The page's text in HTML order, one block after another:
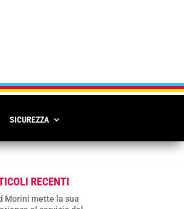
SICUREZZA
RECENTI
Morini mette la sua